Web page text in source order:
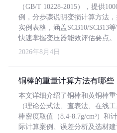
（GB/T 10228-2015），提供
例，分步骤说明变损计算方法
实例表格，涵盖SCB10/SCB13
快速掌握变压器能效评估要点。
2026年8月4日
铜棒的重量计算方法有哪些
本文详细介绍了铜棒和黄铜棒
（理论公式法、查表法、在线
棒密度取值（8.4-8.7g/cm³）和
际计算案例、误差分析及选材